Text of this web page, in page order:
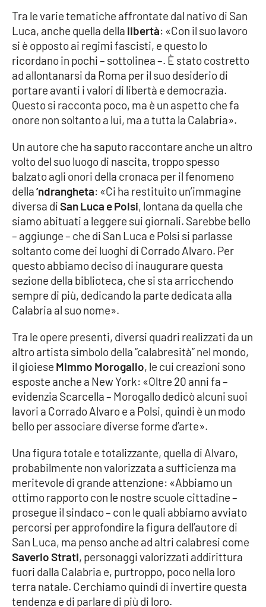
LaC TV
LaC Network
LaC OnAir
EDIZIONI
LOCALI
Catanzaro
Crotone
Vibo Valentia
Reggio Calabria
Cosenza
Lamezia Terme
PROGETTI
SPECIALI
Buona Sanità Calabria
LA
CALABRIAVISIONE
Eventi
Food
Storie
NETWORK
Tra le varie tematiche affrontate dal nativo di San
Luca, anche quella della libertà: «Con il suo lavoro
si è opposto ai regimi fascisti, e questo lo
ricordano in pochi – sottolinea –. È stato costretto
ad allontanarsi da Roma per il suo desiderio di
portare avanti i valori di libertà e democrazia.
Questo si racconta poco, ma è un aspetto che fa
onore non soltanto a lui, ma a tutta la Calabria».
Un autore che ha saputo raccontare anche un altro
volto del suo luogo di nascita, troppo spesso
balzato agli onori della cronaca per il fenomeno
della’ndrangheta: «Ci ha restituito un’immagine
diversa diSan Luca e Polsi, lontana da quella che
siamo abituati a leggere sui giornali. Sarebbe bello
– aggiunge – che di San Luca e Polsi si parlasse
soltanto come dei luoghi di Corrado Alvaro. Per
questo abbiamo deciso di inaugurare questa
sezione della biblioteca, che si sta arricchendo
sempre di più, dedicando la parte dedicata alla
Calabria al suo nome».
Tra le opere presenti, diversi quadri realizzati da un
altro artista simbolo della “calabresità” nel mondo,
il gioiese Mimmo Morogallo, le cui creazioni sono
esposte anche a New York: «Oltre 20 anni fa –
evidenzia Scarcella – Morogallo dedicò alcuni suoi
lavori a Corrado Alvaro e a Polsi, quindi è un modo
bello per associare diverse forme d’arte».
Una figura totale e totalizzante, quella di Alvaro,
probabilmente non valorizzata a sufficienza ma
meritevole di grande attenzione: «Abbiamo un
ottimo rapporto con le nostre scuole cittadine –
prosegue il sindaco – con le quali abbiamo avviato
percorsi per approfondire la figura dell’autore di
San Luca, ma penso anche ad altri calabresi come
Saverio Strati, personaggi valorizzati addirittura
fuori dalla Calabria e, purtroppo, poco nella loro
terra natale. Cerchiamo quindi di invertire questa
tendenza e di parlare di più di loro.